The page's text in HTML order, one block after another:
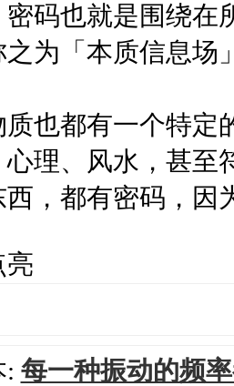
码也就是围绕在
为「本质信息场
质也都有一个特
理、风水，甚至
，都有密码，因
亮
: 每一种振动的频